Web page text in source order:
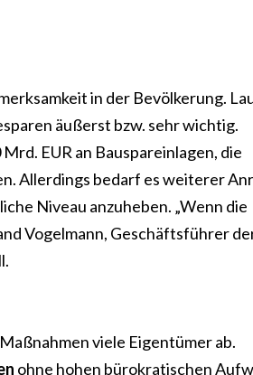
in der Bevölkerung.
äußerst bzw. sehr wichtig.
EUR an Bauspareinlagen, die
Allerdings bedarf es weiterer
Niveau anzuheben. „Wenn die
Vogelmann, Geschäftsführer
viele Eigentümer ab.
ohne hohen bürokratischen